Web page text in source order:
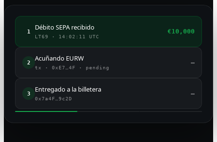
1 Débito SEPA recibido
LT69 · 14:02:11 UTC
€10,000
2 Acuñando EURW
tx · 0xE7…4F · pending
—
3 Entregado a la billetera
0x7a4F…9c2D
—